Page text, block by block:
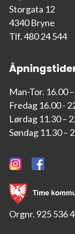
Storgata 12
4340 Bryne
Tlf. 480 24 544
Man-Tor. 16.00
Fredag 16.00 -
Lørdag 11.30 –
Søndag 11.30 –
Orgnr. 925 536